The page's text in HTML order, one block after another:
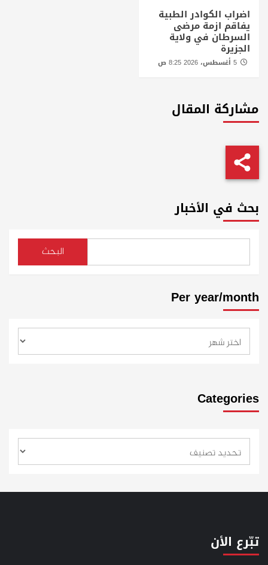
اضراب الكوادر الطبية
يفاقم ازمة مرضى
السرطان في ولاية
الجزيرة
مشاركة المقال
بحث في الأخبار
البحث
Per year/month
Categories
تبّرع الأن